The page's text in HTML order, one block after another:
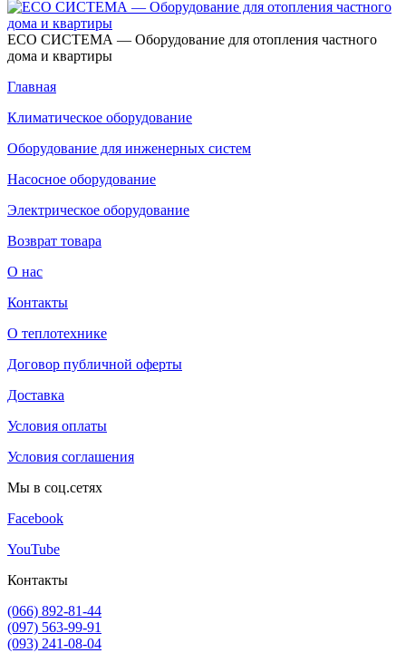
ECO СИСТЕМА — Оборудование для отопления частного
дома и квартиры
Главная
Климатическое оборудование
Оборудование для инженерных систем
Насосное оборудование
Электрическое оборудование
Возврат товара
О нас
Контакты
О теплотехнике
Договор публичной оферты
Доставка
Условия оплаты
Условия соглашения
Мы в соц.сетях
Facebook
YouTube
Контакты
(066) 892-81-44
(097) 563-99-91
(093) 241-08-04